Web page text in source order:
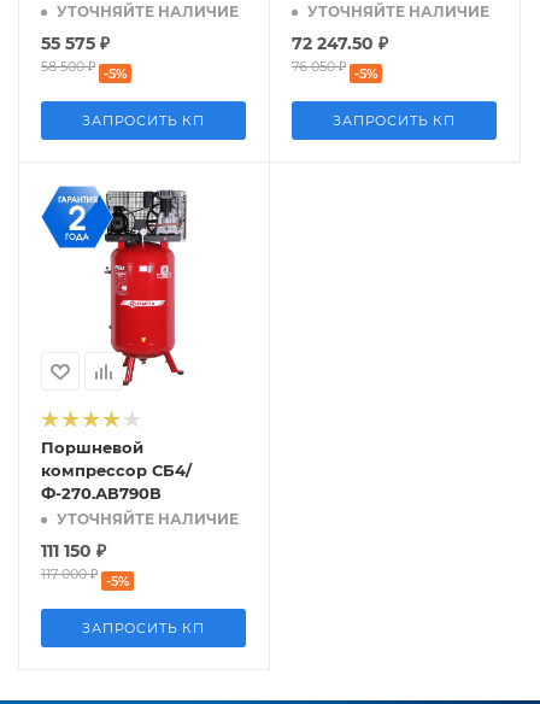
УТОЧНЯЙТЕ НАЛИЧИЕ
55 575 ₽
58 500₽ -5%
ЗАПРОСИТЬ КП
УТОЧНЯЙТЕ НАЛИЧИЕ
72 247.50 ₽
76 050₽ -5%
ЗАПРОСИТЬ КП
Поршневой
компрессор СБ4/
Ф-270.АВ790В
УТОЧНЯЙТЕ НАЛИЧИЕ
111 150 ₽
117 000₽ -5%
ЗАПРОСИТЬ КП